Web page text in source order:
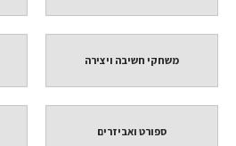
משחקי חשיבה ויצירה
ספורט ואביזרים